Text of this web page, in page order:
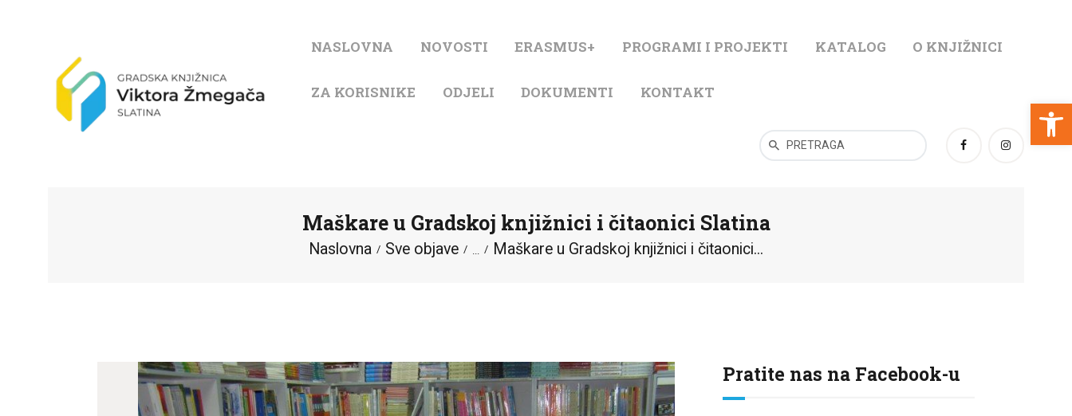
Open toolbar
NASLOVNA NOVOSTI ERASMUS+ PROGRAMI I PROJEKTI KATALOG O KNJIŽNICI
ZA KORISNIKE ODJELI DOKUMENTI KONTAKT
Maškare u Gradskoj knjižnici i čitaonici Slatina
Naslovna Sve objave ... Maškare u Gradskoj knjižnici i čitaonici...
KATALOG
ODJELI
Pratite nas na Facebook-u